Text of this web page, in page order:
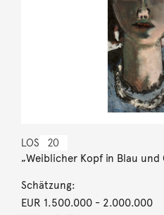
LOS 20
„Weiblicher Kopf in Blau und
Schätzung:
EUR 1.500.000- 2.000.000